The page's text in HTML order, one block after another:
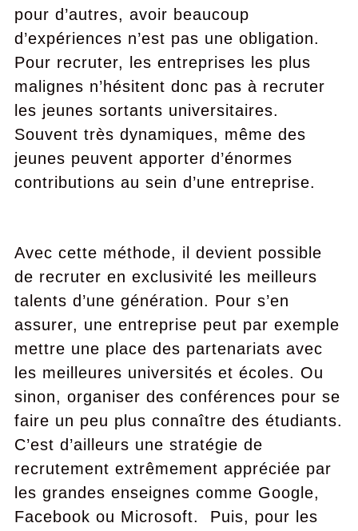
pour d’autres, avoir beaucoup
d’expériences n’est pas une obligation.
Pour recruter, les entreprises les plus
malignes n’hésitent donc pas à recruter
les jeunes sortants universitaires.
Souvent très dynamiques, même des
jeunes peuvent apporter d’énormes
contributions au sein d’une entreprise.
Avec cette méthode, il devient possible
de recruter en exclusivité les meilleurs
talents d’une génération. Pour s’en
assurer, une entreprise peut par exemple
mettre une place des partenariats avec
les meilleures universités et écoles. Ou
sinon, organiser des conférences pour se
faire un peu plus connaître des étudiants.
C’est d’ailleurs une stratégie de
recrutement extrêmement appréciée par
les grandes enseignes comme Google,
Facebook ou Microsoft. Puis, pour les